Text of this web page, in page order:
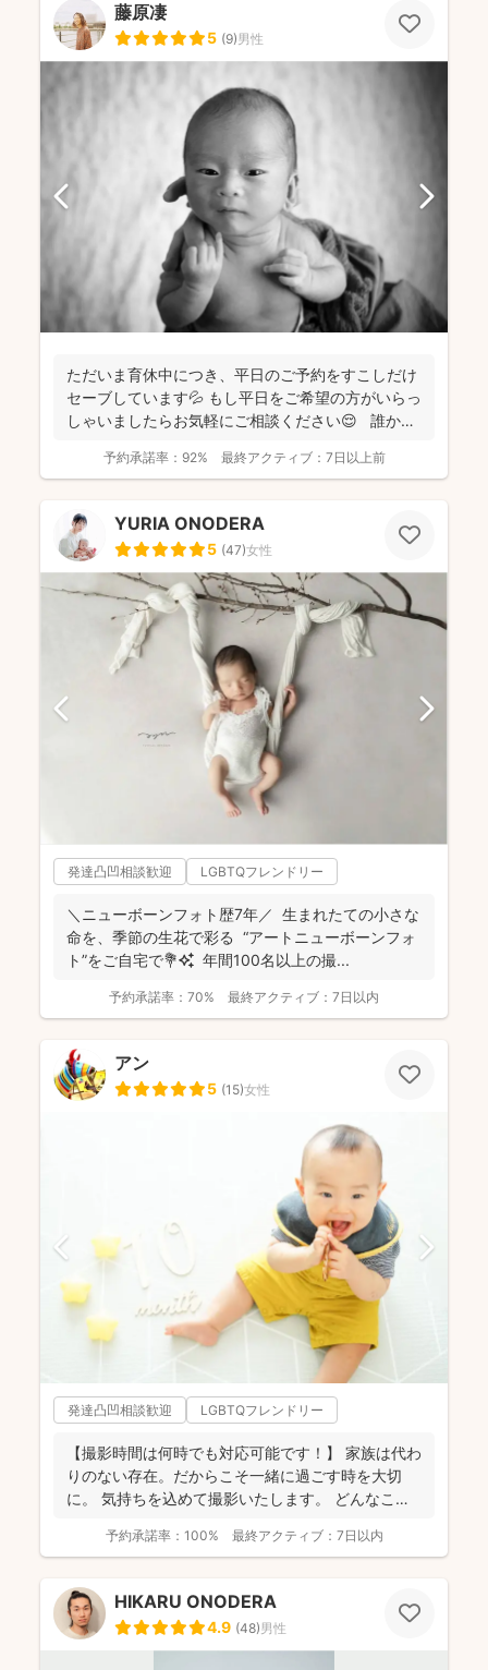
藤原凄
5 (9)男性
ただいま育休中につき、平日のご予約をすこしだけ
セーブしています💦 もし平日をご希望の方がいらっ
しゃいましたらお気軽にご相談ください😌 誰かに
予約承諾率： 92% 最終アクティブ： 7日以上前
YURIA ONODERA
5 (47)女性
発達凸凹相談歓迎 LGBTQフレンドリー
＼ニューボーンフォト歴7年／ 生まれたての小さな
命を、季節の生花で彩る “アートニューボーンフォ
ト”をご自宅で💐✨ 年間100名以上の撮...
予約承諾率： 70% 最終アクティブ： 7日以内
アン
5 (15)女性
発達凸凹相談歓迎 LGBTQフレンドリー
【撮影時間は何時でも対応可能です！】 家族は代わ
りのない存在。だからこそ一緒に過ごす時を大切
に。 気持ちを込めて撮影いたします。 どんなこと
予約承諾率： 100% 最終アクティブ： 7日以内
HIKARU ONODERA
4.9 (48)男性